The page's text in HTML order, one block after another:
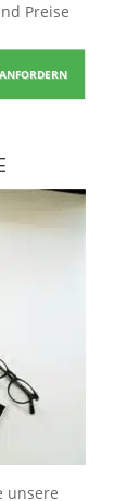
Preise
unsere